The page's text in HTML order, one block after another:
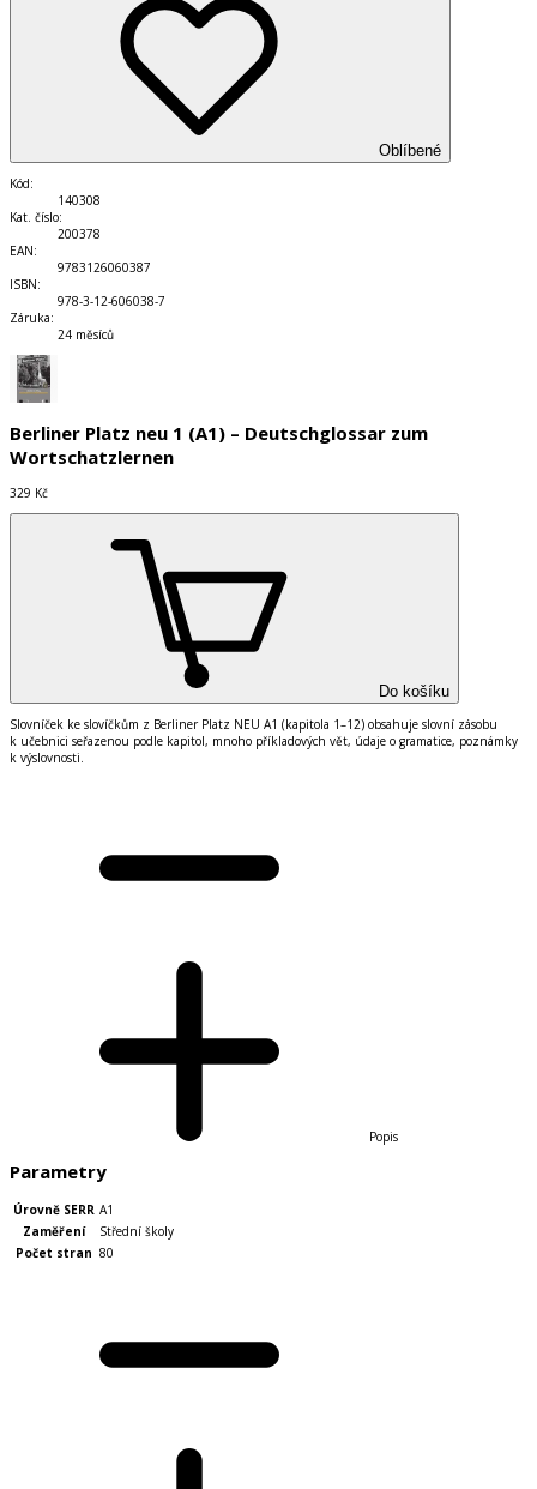
Oblíbené
Kód:
140308
Kat. číslo:
200378
EAN:
9783126060387
ISBN:
978-3-12-606038-7
Záruka:
24 měsíců
Berliner Platz neu 1 (A1) – Deutschglossar zum
Wortschatzlernen
329 Kč
Do košíku
Slovníček ke slovíčkům z Berliner Platz NEU A1 (kapitola 1–12) obsahuje slovní zásobu
k učebnici seřazenou podle kapitol, mnoho příkladových vět, údaje o gramatice, poznámky
k výslovnosti.
Popis
Parametry
Úrovně SERR A1
Zaměření
Střední školy
Počet stran 80